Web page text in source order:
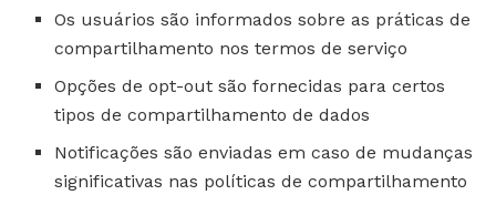
Os usuários são informados sobre as práticas de
compartilhamento nos termos de serviço
Opções de opt-out são fornecidas para certos
tipos de compartilhamento de dados
Notificações são enviadas em caso de mudanças
significativas nas políticas de compartilhamento